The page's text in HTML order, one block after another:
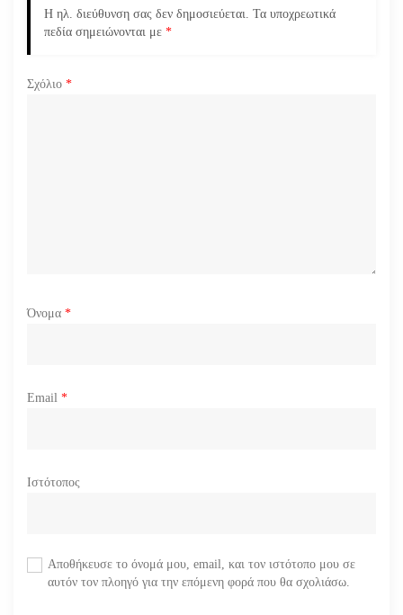
ρ
θ
Η ηλ. διεύθυνση σας δεν δημοσιεύεται. Τα υποχρεωτικά
πεδία σημειώνονται με *
Σχόλιο *
Όνομα *
Email *
Ιστότοπος
Αποθήκευσε το όνομά μου, email, και τον ιστότοπο μου σε
αυτόν τον πλοηγό για την επόμενη φορά που θα σχολιάσω.